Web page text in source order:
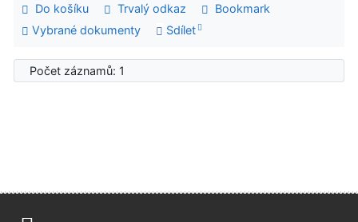
Do košíku Trvalý odkaz
Bookmark
Vybrané dokumenty
Sdílet
Počet záznamů: 1